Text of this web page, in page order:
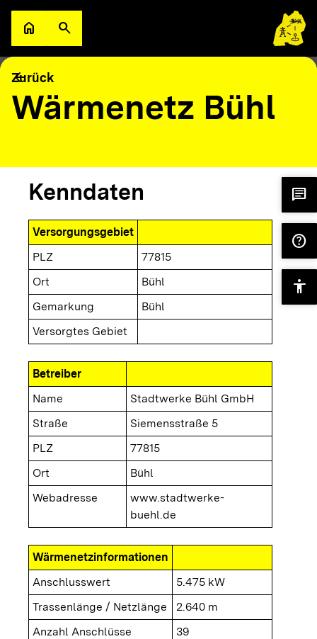
Zum Hauptinhalt springen
homeZur Startseite
searchSuche öffnen
arrow_back
Zurück
Wärmenetz Bühl
Kenndaten
Versorgungsgebiet
PLZ
77815
Ort
Bühl
Gemarkung
Bühl
Versorgtes Gebiet
Betreiber
Name
Stadtwerke Bühl GmbH
Straße
Siemensstraße 5
PLZ
77815
Ort
Bühl
Webadresse
www.stadtwerke-
buehl.de
Wärmenetzinformationen
Anschlusswert
5.475 kW
Trassenlänge / Netzlänge
2.640 m
Anzahl Anschlüsse
39
chat
help
accessibility